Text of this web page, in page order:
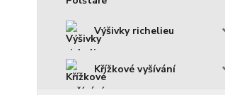
Výšivky richelieu
Křížkové vyšívání